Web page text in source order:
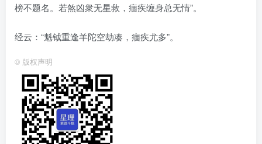
榜不题名。若煞凶衆无星救，痼疾缠身总无情”。
经云：“魁钺重逢羊陀空劫凑，痼疾尤多”。
© 版权声明